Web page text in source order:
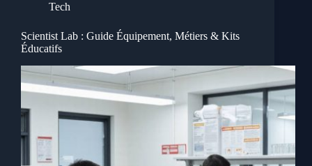
Tech
Scientist Lab : Guide Équipement, Métiers & Kits
Éducatifs